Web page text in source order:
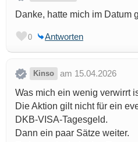
Danke, hatte mich im Datum
0 Antworten
Kinso
am 15.04.2026
Was mich ein wenig verwirrt
Die Aktion gilt nicht für ein
DKB-VISA-Tagesgeld.
Dann ein paar Sätze weiter.